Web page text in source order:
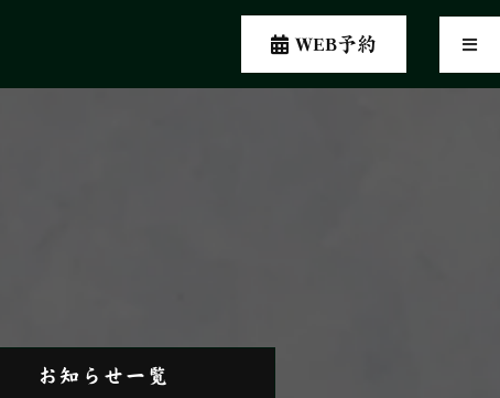
WEB予約
お知らせ一覧